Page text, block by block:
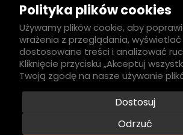
CZARNY LEN
Polityka plików cookies
Używamy plików cookie, aby
wrażenia z przeglądania,
dostosowane treści i analizować
Kliknięcie przycisku „Akceptuj
Twoją zgodę na nasze używanie
Dostosuj
Odrzuć